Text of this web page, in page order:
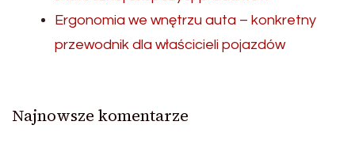
Ergonomia we wnętrzu auta – konkretny
przewodnik dla właścicieli pojazdów
Najnowsze komentarze